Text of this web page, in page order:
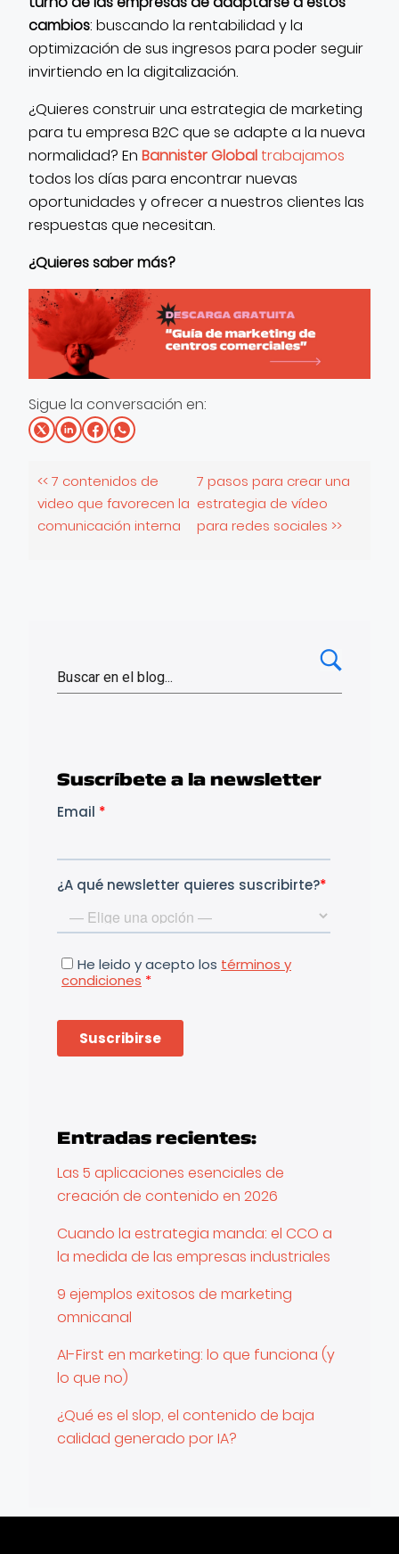
cambios: buscando la rentabilidad y la
optimización de sus ingresos para poder seguir
invirtiendo en la digitalización.
¿Quieres construir una estrategia de marketing
para tu empresa B2C que se adapte a la nueva
normalidad? En Bannister Global trabajamos
todos los días para encontrar nuevas
oportunidades y ofrecer a nuestros clientes las
respuestas que necesitan.
¿Quieres saber más?
Sigue la conversación en:
<< 7 contenidos de
video que favorecen la
comunicación interna
7 pasos para crear una
estrategia de vídeo
para redes sociales >>
Suscríbete a la newsletter
Entradas recientes:
Las 5 aplicaciones esenciales de
creación de contenido en 2026
Cuando la estrategia manda: el CCO a
la medida de las empresas industriales
9 ejemplos exitosos de marketing
omnicanal
AI-First en marketing: lo que funciona (y
lo que no)
¿Qué es el slop, el contenido de baja
calidad generado por IA?